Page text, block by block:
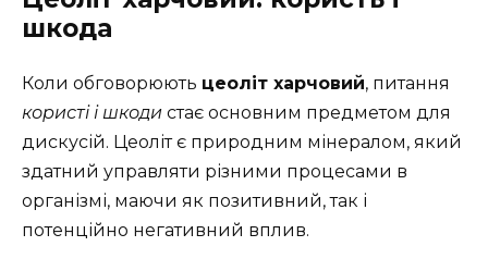
шкода
Коли обговорюють цеоліт харчовий, питання
користі і шкоди стає основним предметом для
дискусій. Цеоліт є природним мінералом, який
здатний управляти різними процесами в
організмі, маючи як позитивний, так і
потенційно негативний вплив.